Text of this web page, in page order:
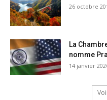
26 octobre
La
nomme
14 janvier